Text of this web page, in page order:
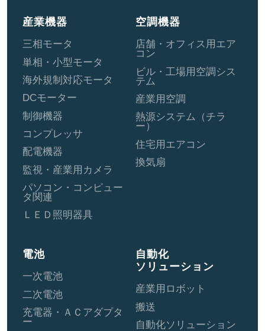
産業機器
三相モータ
単相・小型モータ
海外規制対応モータ
DCモーター
制御機器
コンプレッサ
配電機器
監視・産業用カメラ
パソコン・コンピュー
タ関連
ＬＥＤ照明器具
空調機器
店舗・オフィス用エア
コン
ビル・工場用空調シス
テム
産業用空調
熱源システム（チラ
ー）
住宅用エアコン
換気扇
電池
一次電池
二次電池
充電器・ＡＣアダプタ
ー
自動化
ソリューション
産業用ロボット
搬送
自動化ソリューション